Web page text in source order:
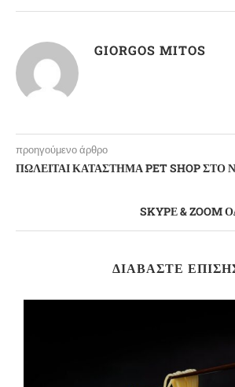
GIORGOS MITOS
προηγούμενο άρθρο
ΠΩΛΕΙΤΑΙ ΚΑΤΑΣΤΗΜΑ PET SHOP ΣΤΟ
SKYPΕ & ZOOM
ΔΙΑΒΆΣΤΕ